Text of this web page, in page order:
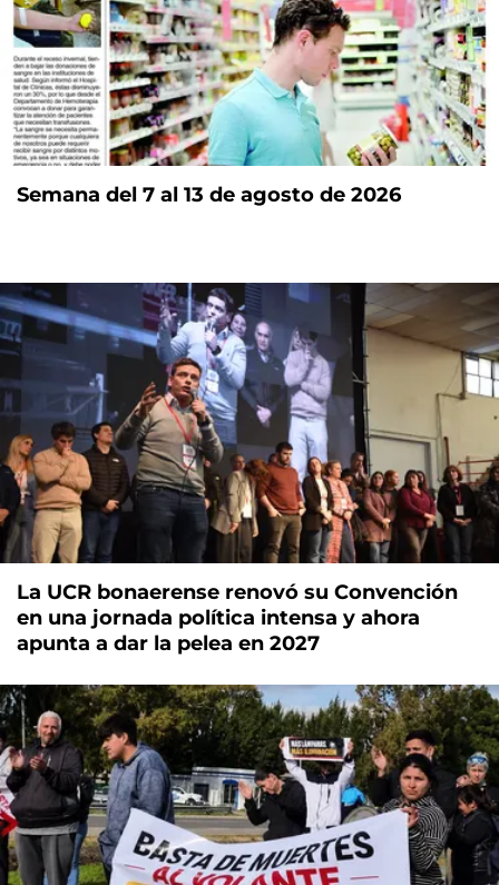
Semana del 7 al 13 de agosto de 2026
La UCR bonaerense renovó su Convención
en una jornada política intensa y ahora
apunta a dar la pelea en 2027